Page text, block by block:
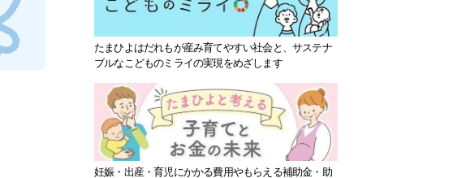
たまひよはだれもが産み育てやすい社会と、サステナ
ブルなこどものミライの実現をめざします
妊娠・出産・育児にかかる費用やもらえる補助金・助